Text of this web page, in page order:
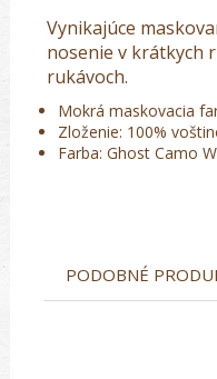
Vynikajúce
nosenie v krátkych
rukávoch.
Mokrá maskovacia
Zloženie: 100%
Farba: Ghost Camo
PODOBNÉ